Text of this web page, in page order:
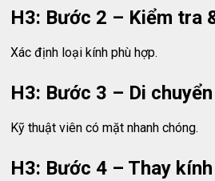
H3: Bước 2 – Kiểm tra
Xác định loại kính phù hợp.
H3: Bước 3 – Di
Kỹ thuật viên có mặt nhanh chóng.
H3: Bước 4 – Thay